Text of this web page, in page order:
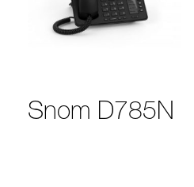
Snom D785N